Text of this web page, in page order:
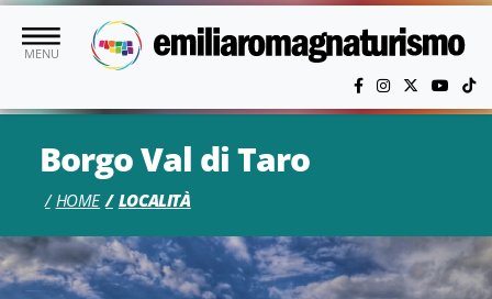
Vai al contenuto principale
MENU
Borgo Val di Taro
HOME LOCALITÀ